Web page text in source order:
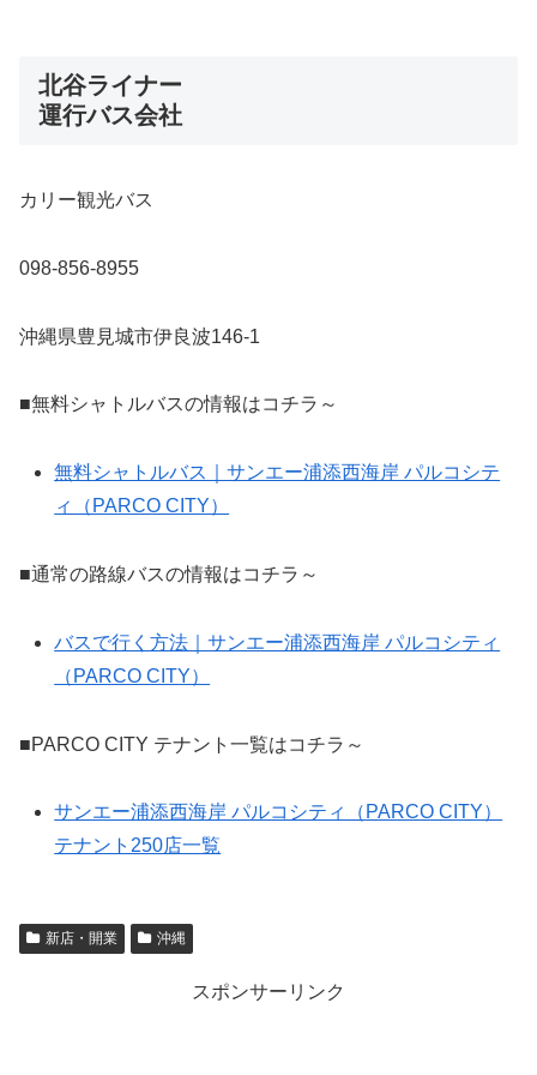
北谷ライナー
運行バス会社
カリー観光バス
098-856-8955
沖縄県豊見城市伊良波146-1
■無料シャトルバスの情報はコチラ～
無料シャトルバス｜サンエー浦添西海岸 パルコシテ
ィ（PARCO CITY）
■通常の路線バスの情報はコチラ～
バスで行く方法｜サンエー浦添西海岸 パルコシティ
（PARCO CITY）
■PARCO CITY テナント一覧はコチラ～
サンエー浦添西海岸 パルコシティ（PARCO CITY）
テナント250店一覧
新店・開業 沖縄
スポンサーリンク